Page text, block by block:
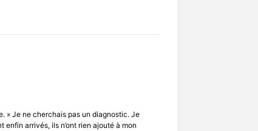
» Je ne cherchais pas un diagnostic. Je
arrivés, ils n’ont rien ajouté à mon